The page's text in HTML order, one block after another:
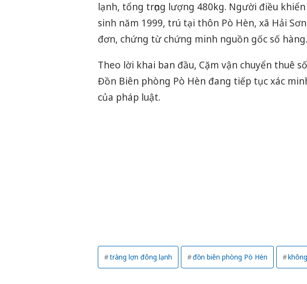
lạnh, tổng trọng lượng 480kg. Người điều
sinh năm 1999, trú tại thôn Pò Hèn, xã Hải
đơn, chứng từ chứng minh nguồn gốc số hàng.
Theo lời khai ban đầu, Cặm vận chuyển thuê
Đồn Biên phòng Pò Hèn đang tiếp tục xác
của pháp luật.
tràng lợn đông lạnh đồn biên phòng Pò Hèn